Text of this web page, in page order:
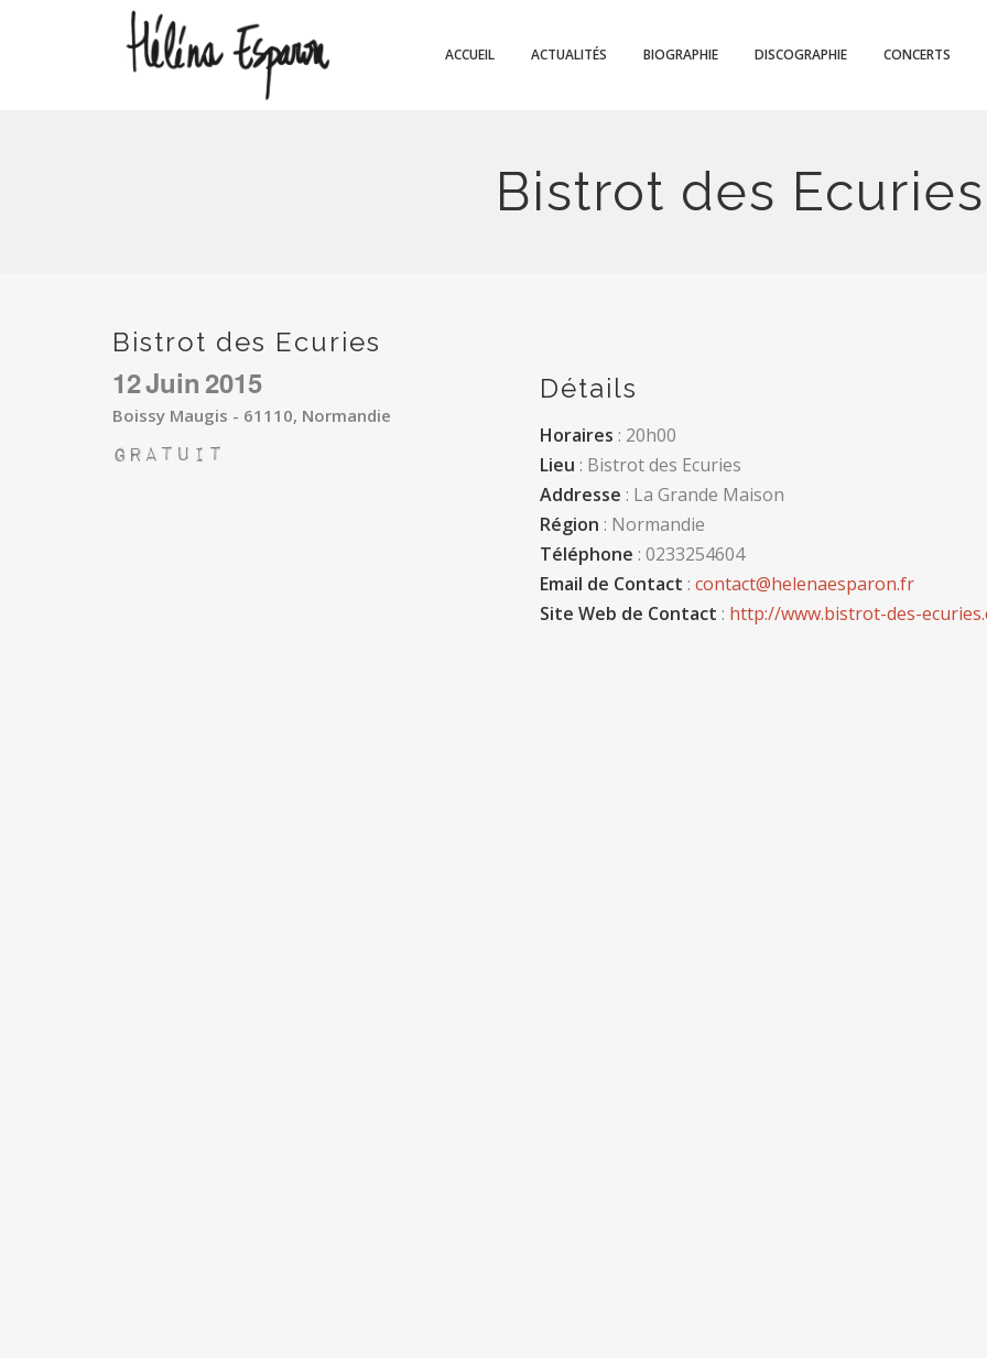
ACCUEIL ACTUALITÉS BIOGRAPHIE DISCOGRAPHIE CONCERTS
Bistrot des Ecuries
Bistrot des Ecuries
12Juin2015
Boissy Maugis - 61110, Normandie
Gratuit
Détails
Horaires : 20h00
Lieu : Bistrot des Ecuries
Addresse : La Grande Maison
Région : Normandie
Téléphone : 0233254604
Email de Contact : contact@helenaesparon.fr
Site Web de Contact : http://www.bistrot-des-